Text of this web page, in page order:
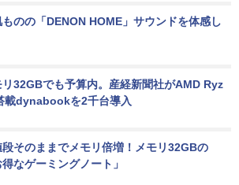
のの「DENON HOME」サウンドを体感し
リ32GBでも予算内。産経新聞社がAMD Ryz
載dynabookを2千台導入
段そのままでメモリ倍増！メモリ32GBの
得なゲーミングノート」